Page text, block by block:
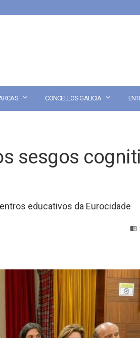
CONCELLOS GALICIA
sesgos
educativos da Eurocidade